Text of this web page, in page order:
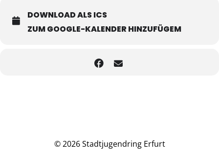
DOWNLOAD ALS ICS
ZUM GOOGLE-KALENDER HINZUFÜGEM
© 2026 Stadtjugendring Erfurt